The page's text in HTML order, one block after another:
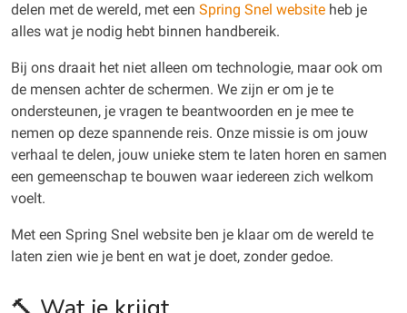
delen met de wereld, met een Spring Snel website heb je
alles wat je nodig hebt binnen handbereik.
Bij ons draait het niet alleen om technologie, maar ook om
de mensen achter de schermen. We zijn er om je te
ondersteunen, je vragen te beantwoorden en je mee te
nemen op deze spannende reis. Onze missie is om jouw
verhaal te delen, jouw unieke stem te laten horen en samen
een gemeenschap te bouwen waar iedereen zich welkom
voelt.
Met een Spring Snel website ben je klaar om de wereld te
laten zien wie je bent en wat je doet, zonder gedoe.